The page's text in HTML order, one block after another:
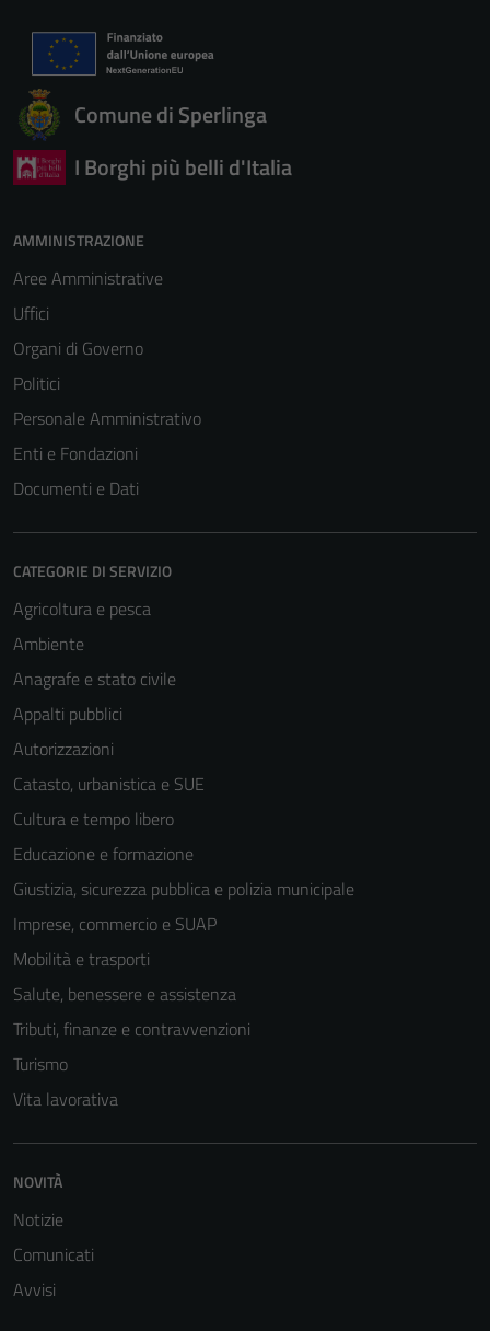
Comune di Sperlinga
I Borghi più belli d'Italia
AMMINISTRAZIONE
Aree Amministrative
Uffici
Organi di Governo
Politici
Personale Amministrativo
Enti e Fondazioni
Documenti e Dati
CATEGORIE DI SERVIZIO
Agricoltura e pesca
Ambiente
Anagrafe e stato civile
Appalti pubblici
Autorizzazioni
Catasto, urbanistica e SUE
Cultura e tempo libero
Educazione e formazione
Giustizia, sicurezza pubblica e polizia municipale
Imprese, commercio e SUAP
Mobilità e trasporti
Salute, benessere e assistenza
Tributi, finanze e contravvenzioni
Turismo
Vita lavorativa
NOVITÀ
Notizie
Comunicati
Avvisi